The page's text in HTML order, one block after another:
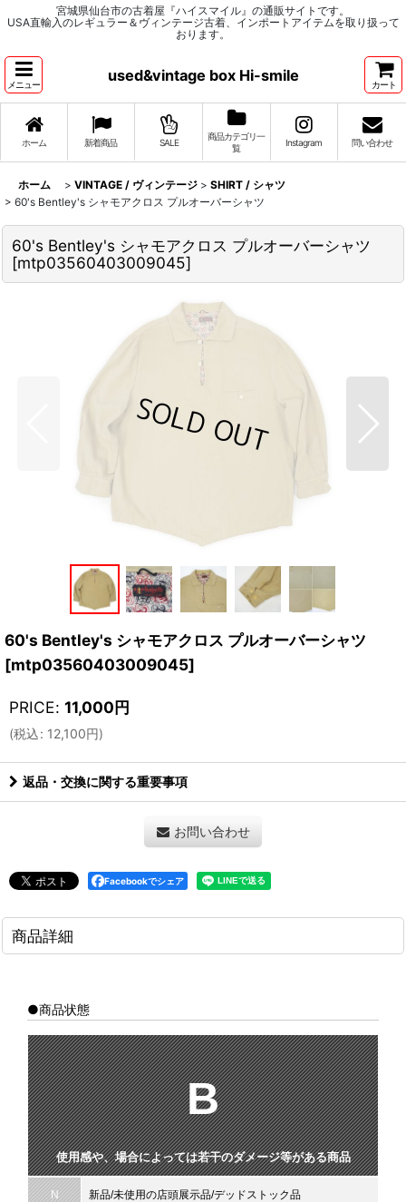
宮城県仙台市の古着屋『ハイスマイル』の通販サイトです。
USA直輸入のレギュラー＆ヴィンテージ古着、インポートアイテムを取り扱って
おります。
メニュー
used&vintage box Hi-smile
カート
ホーム 新着商品 SALE
商品カテゴリ一
覧
Instagram 問い合わせ
ホーム > VINTAGE / ヴィンテージ > SHIRT / シャツ
> 60's Bentley's シャモアクロス プルオーバーシャツ
60's Bentley's シャモアクロス プルオーバーシャツ
[mtp03560403009045]
60's Bentley's シャモアクロス プルオーバーシャツ
[mtp03560403009045]
PRICE: 11,000円
(税込: 12,100円)
返品・交換に関する重要事項
お問い合わせ
Facebookでシェア
商品詳細
●商品状態
B
使用感や、場合によっては若干のダメージ等がある商品
N 新品/未使用の店頭展示品/デッドストック品